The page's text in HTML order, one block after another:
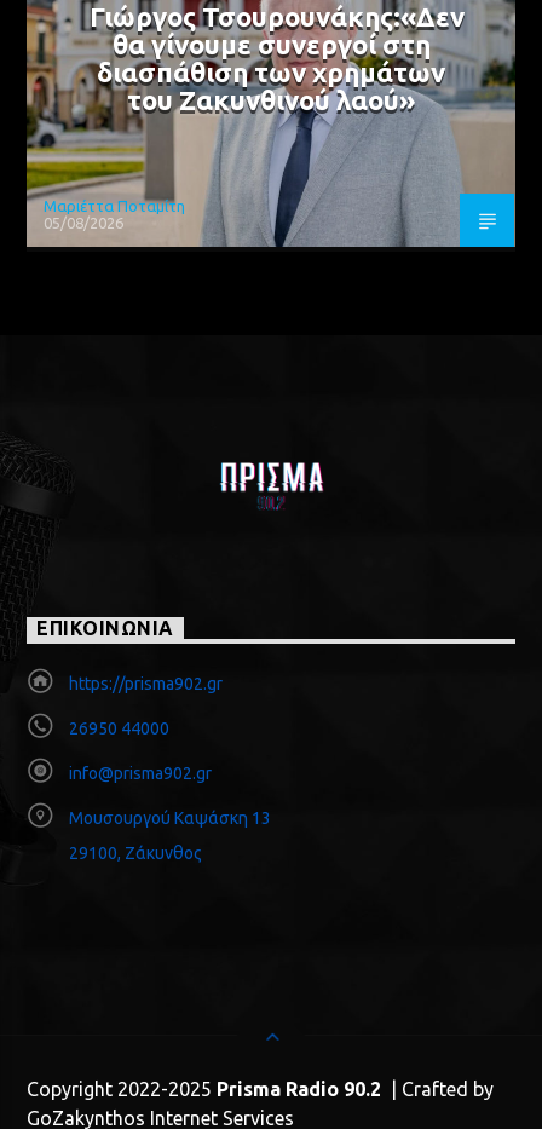
Γιώργος Τσουρουνάκης:«Δεν
θα γίνουμε συνεργοί στη
διασπάθιση των χρημάτων
του Ζακυνθινού λαού»
Μαριέττα Ποταμίτη
05/08/2026
ΕΠΙΚΟΙΝΩΝΙΑ
https://prisma902.gr
26950 44000
info@prisma902.gr
Μουσουργού Καψάσκη 13
29100, Ζάκυνθος
Copyright 2022-2025 Prisma Radio 90.2 | Crafted by
GoZakynthos Internet Services